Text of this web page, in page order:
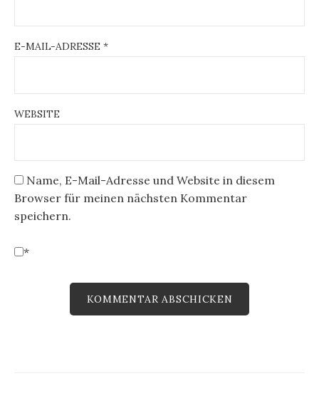
E-MAIL-ADRESSE *
WEBSITE
Name, E-Mail-Adresse und Website in diesem
Browser für meinen nächsten Kommentar
speichern.
*